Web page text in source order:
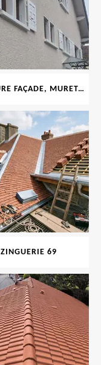
PEINTURE FAÇADE, MURET, TOITURE, BOISERIE, FERRONERIE, GOUTTIÈRE 69
ZINGUERIE 69